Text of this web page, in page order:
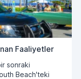
Faaliyetler
sonraki
Beach'teki